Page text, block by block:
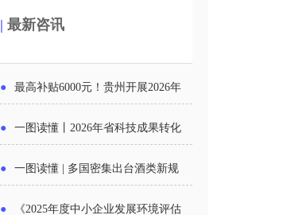
|最新咨讯
● 最高补贴6000元！贵州开展2026年
● 一图读懂丨2026年省科技成果转化
● 一图读懂 | 多国密集出台酒类新规
● 《2025年度中小企业发展环境评估